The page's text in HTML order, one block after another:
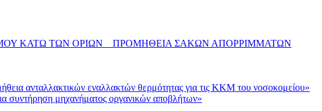
ΚΑΤΩ ΤΩΝ ΟΡΙΩΝ _ ΠΡΟΜΗΘΕΙΑ ΣΑΚΩΝ ΑΠΟΡΡΙΜΜΑΤΩΝ
ανταλλακτικών εναλλακτών θερμότητας για τις ΚΚΜ του νοσοκομείου»
συντήρηση μηχανήματος οργανικών αποβλήτων»